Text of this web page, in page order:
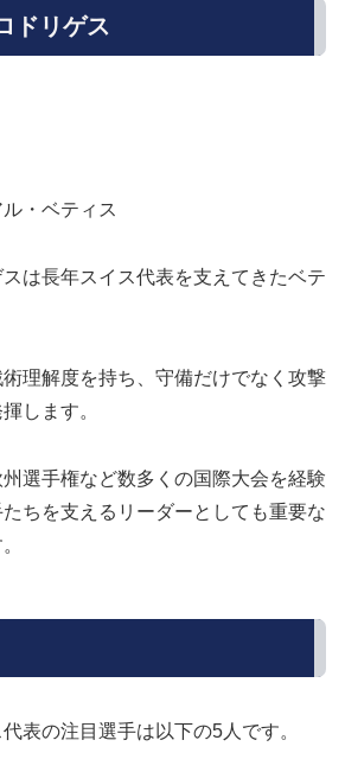
ドリゲス
・ベティス
は長年スイス代表を支えてきたベテ
理解度を持ち、守備だけでなく攻撃
します。
選手権など数多くの国際大会を経験
ちを支えるリーダーとしても重要な
表の注目選手は以下の5人です。